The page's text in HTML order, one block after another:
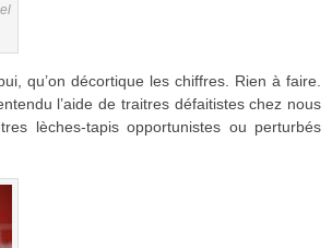
qu’on décortique les chiffres. Rien à faire.
l’aide de traitres défaitistes chez nous
lèches-tapis opportunistes ou perturbés